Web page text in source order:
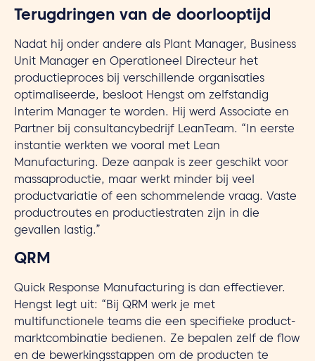
Terugdringen van de doorlooptijd
Nadat hij onder andere als Plant Manager, Business
Unit Manager en Operationeel Directeur het
productieproces bij verschillende organisaties
optimaliseerde, besloot Hengst om zelfstandig
Interim Manager te worden. Hij werd Associate en
Partner bij consultancybedrijf LeanTeam. “In eerste
instantie werkten we vooral met Lean
Manufacturing. Deze aanpak is zeer geschikt voor
massaproductie, maar werkt minder bij veel
productvariatie of een schommelende vraag. Vaste
productroutes en productiestraten zijn in die
gevallen lastig.”
QRM
Quick Response Manufacturing is dan effectiever.
Hengst legt uit: “Bij QRM werk je met
multifunctionele teams die een specifieke product-
marktcombinatie bedienen. Ze bepalen zelf de flow
en de bewerkingsstappen om de producten te